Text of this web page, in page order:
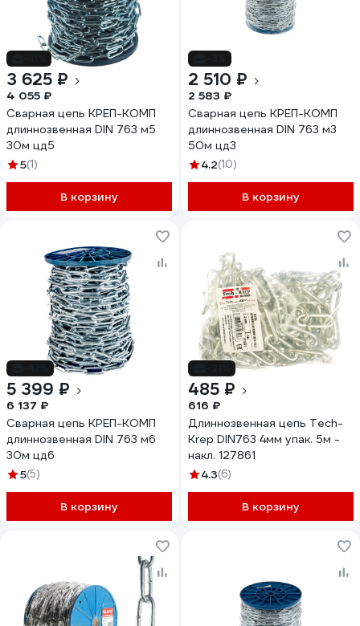
3 625 ₽
4 055 ₽
Сварная цепь КРЕП-КОМП
длиннозвенная DIN 763 м5
30м цд5
5(1)
В корзину
2 510 ₽
2 583 ₽
Сварная цепь КРЕП-КОМП
длиннозвенная DIN 763 м3
50м цд3
4.2(10)
В корзину
5 399 ₽
6 137 ₽
Сварная цепь КРЕП-КОМП
длиннозвенная DIN 763 м6
30м цд6
5(5)
В корзину
485 ₽
616 ₽
Длиннозвенная цепь Tech-
Krep DIN763 4мм упак. 5м -
накл. 127861
4.3(6)
В корзину